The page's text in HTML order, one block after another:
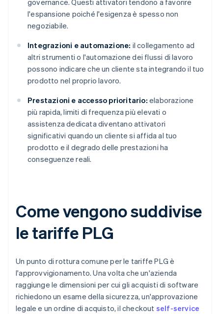
governance. Questi attivatori tendono a favorire
l'espansione poiché l'esigenza è spesso non
negoziabile.
Integrazioni e automazione: il collegamento ad
altri strumenti o l'automazione dei flussi di lavoro
possono indicare che un cliente sta integrando il tuo
prodotto nel proprio lavoro.
Prestazioni e accesso prioritario: elaborazione
più rapida, limiti di frequenza più elevati o
assistenza dedicata diventano attivatori
significativi quando un cliente si affida al tuo
prodotto e il degrado delle prestazioni ha
conseguenze reali.
Come vengono suddivise
le tariffe PLG
Un punto di rottura comune per le tariffe PLG è
l'approvvigionamento. Una volta che un'azienda
raggiunge le dimensioni per cui gli acquisti di software
richiedono un esame della sicurezza, un'approvazione
legale e un ordine di acquisto, il checkout self-service